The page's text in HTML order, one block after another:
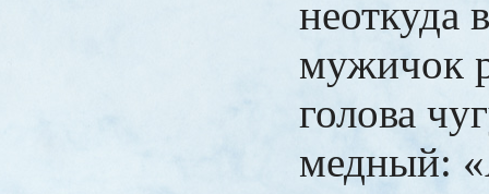
неоткуда
мужичок
голова
медный: